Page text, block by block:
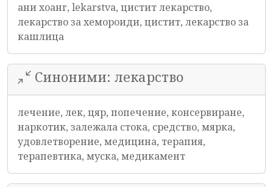
ани хоанг, lekarstva, цистит лекарство,
лекарство за хемороиди, цистит, лекарство за
кашлица
Синоними: лекарство
лечение, лек, цяр, попечение, консервиране,
наркотик, залежала стока, средство, мярка,
удовлетворение, медицина, терапия,
терапевтика, муска, медикамент